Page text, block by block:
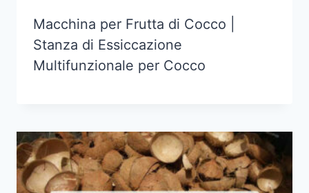
Macchina per Frutta di Cocco |
Stanza di Essiccazione
Multifunzionale per Cocco